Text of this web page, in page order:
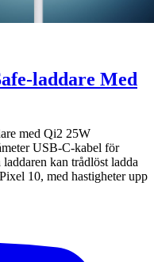
laddare Med
med Qi2 25W
USB-C-kabel för
kan trådlöst ladda
10, med hastigheter upp